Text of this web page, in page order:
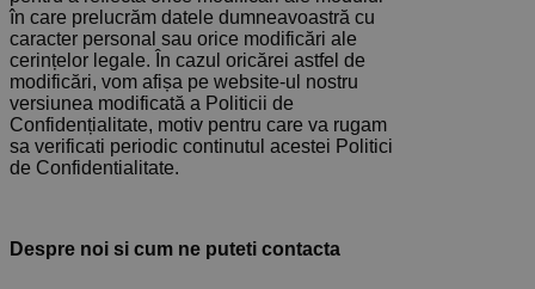
în care prelucrăm datele dumneavoastră cu
caracter personal sau orice modificări ale
cerințelor legale. În cazul oricărei astfel de
modificări, vom afișa pe website-ul nostru
versiunea modificată a Politicii de
Confidențialitate, motiv pentru care va rugam
sa verificati periodic continutul acestei Politici
de Confidentialitate.
Despre noi si cum ne puteti contacta